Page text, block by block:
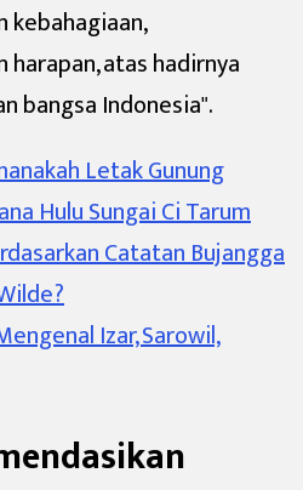
kebahagiaan,
harapan,atas hadirnya
bangsa Indonesia".
Letak Gunung
Hulu Sungai Ci Tarum
Catatan Bujangga
Izar, Sarowil,